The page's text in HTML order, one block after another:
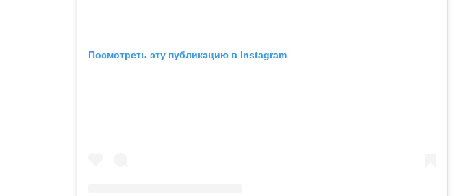
Посмотреть эту публикацию в Instagram